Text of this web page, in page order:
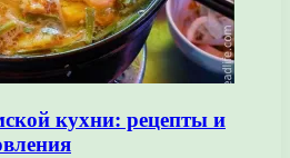
кухни: рецепты и